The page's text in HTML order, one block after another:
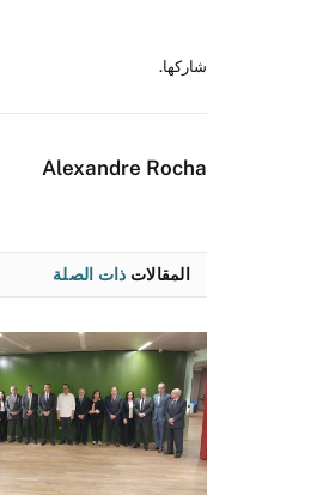
شاركها.
Alexandre Rocha
المقالات ذات الصلة